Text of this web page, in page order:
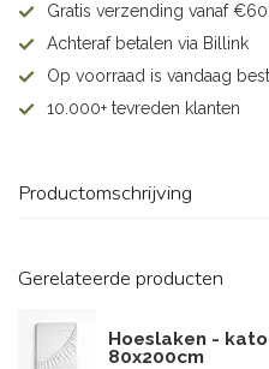
Gratis verzending vanaf €60
Achteraf betalen via Billink
Op voorraad is vandaag
10.000+ tevreden klanten
Productomschrijving
Gerelateerde producten
Hoeslaken -
80x200cm